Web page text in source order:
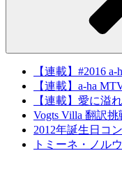
【連載】#2016 a-
【連載】a-ha
【連載】愛に溢
Vogts Villa 翻訳挑
2012年誕生日コ
トミーネ・ノル